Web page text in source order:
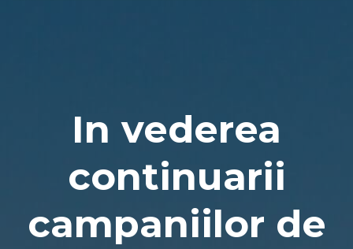
In vederea
continuarii
campaniilor de